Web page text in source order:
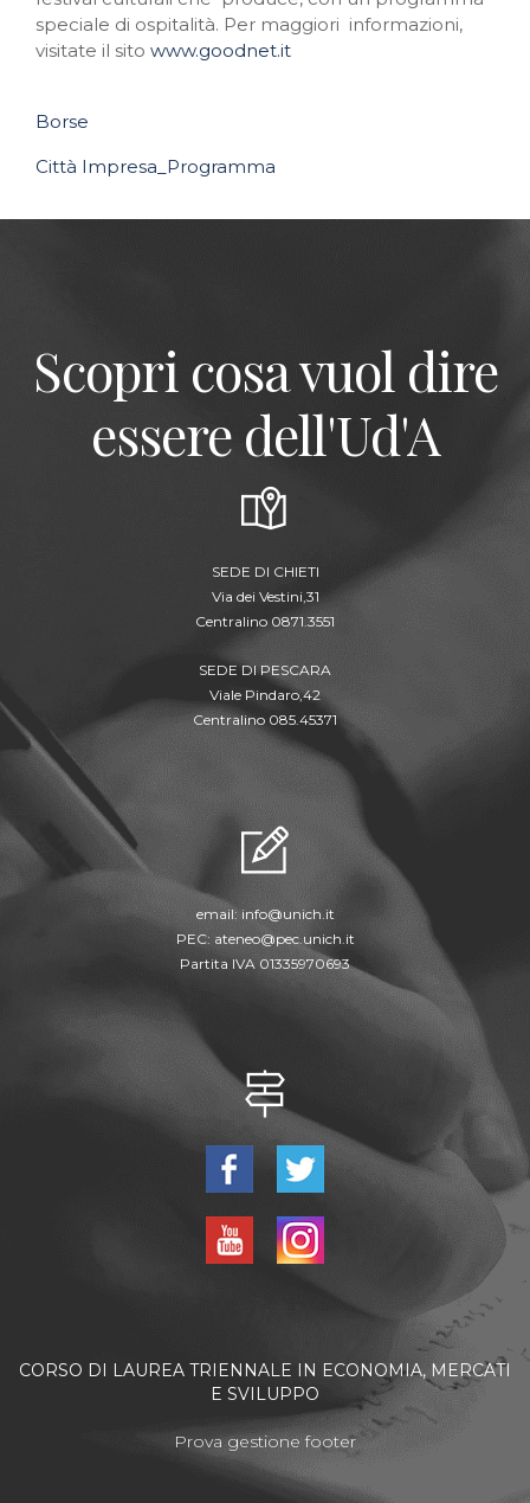
speciale di ospitalità. Per maggiori informazioni,
visitate il sito www.goodnet.it
Borse
Città Impresa_Programma
Scopri cosa vuol dire
essere dell'Ud'A
SEDE DI CHIETI
Via dei Vestini,31
Centralino 0871.3551
SEDE DI PESCARA
Viale Pindaro,42
Centralino 085.45371
email: info@unich.it
PEC: ateneo@pec.unich.it
Partita IVA 01335970693
CORSO DI LAUREA TRIENNALE IN ECONOMIA, MERCATI
E SVILUPPO
Prova gestione footer